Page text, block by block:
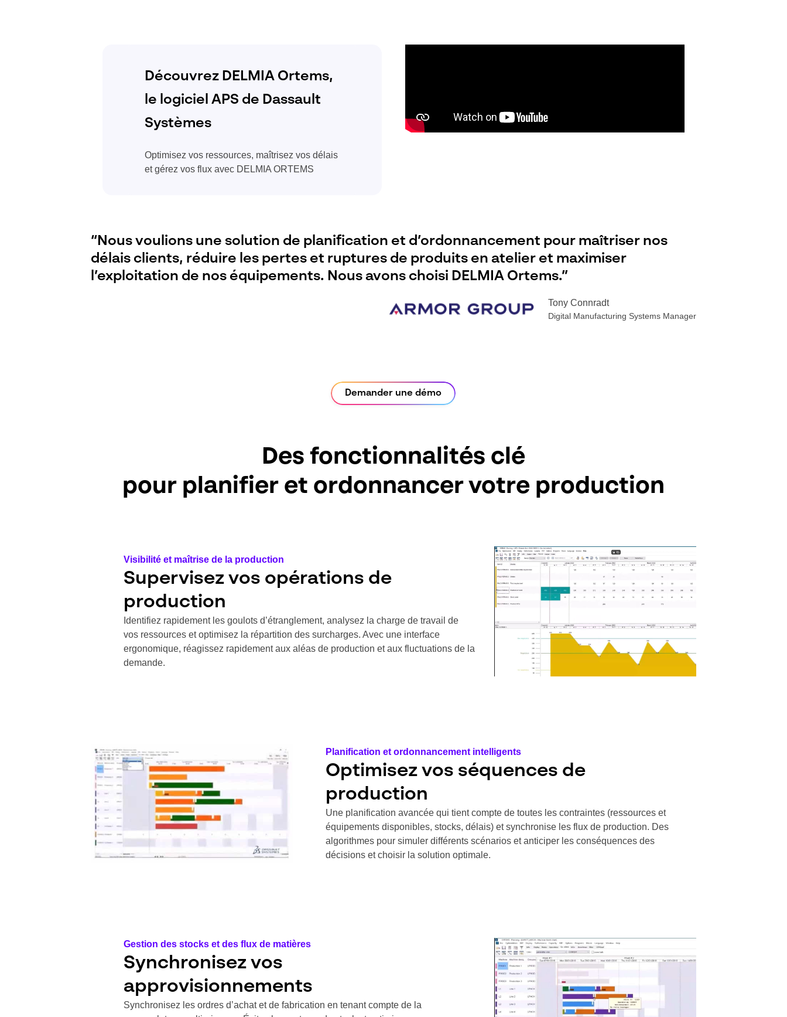
Découvrez DELMIA Ortems,
le logiciel APS de Dassault
Systèmes
Optimisez vos ressources, maîtrisez vos délais
et gérez vos flux avec DELMIA ORTEMS
“Nous voulions une solution de planification et d’ordonnancement pour maîtriser nos
délais clients, réduire les pertes et ruptures de produits en atelier et maximiser
l’exploitation de nos équipements. Nous avons choisi DELMIA Ortems.”
Tony Connradt
Digital Manufacturing Systems Manager
Demander une démo
Des fonctionnalités clé
pour planifier et ordonnancer votre production
Visibilité et maîtrise de la production
Supervisez vos opérations de
production
Identifiez rapidement les goulots d’étranglement, analysez la charge de travail de
vos ressources et optimisez la répartition des surcharges. Avec une interface
ergonomique, réagissez rapidement aux aléas de production et aux fluctuations de la
demande.
Planification et ordonnancement intelligents
Optimisez vos séquences de
production
Une planification avancée qui tient compte de toutes les contraintes (ressources et
équipements disponibles, stocks, délais) et synchronise les flux de production. Des
algorithmes pour simuler différents scénarios et anticiper les conséquences des
décisions et choisir la solution optimale.
Gestion des stocks et des flux de matières
Synchronisez vos
approvisionnements
Synchronisez les ordres d’achat et de fabrication en tenant compte de la